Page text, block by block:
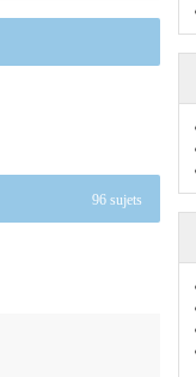
96 sujets